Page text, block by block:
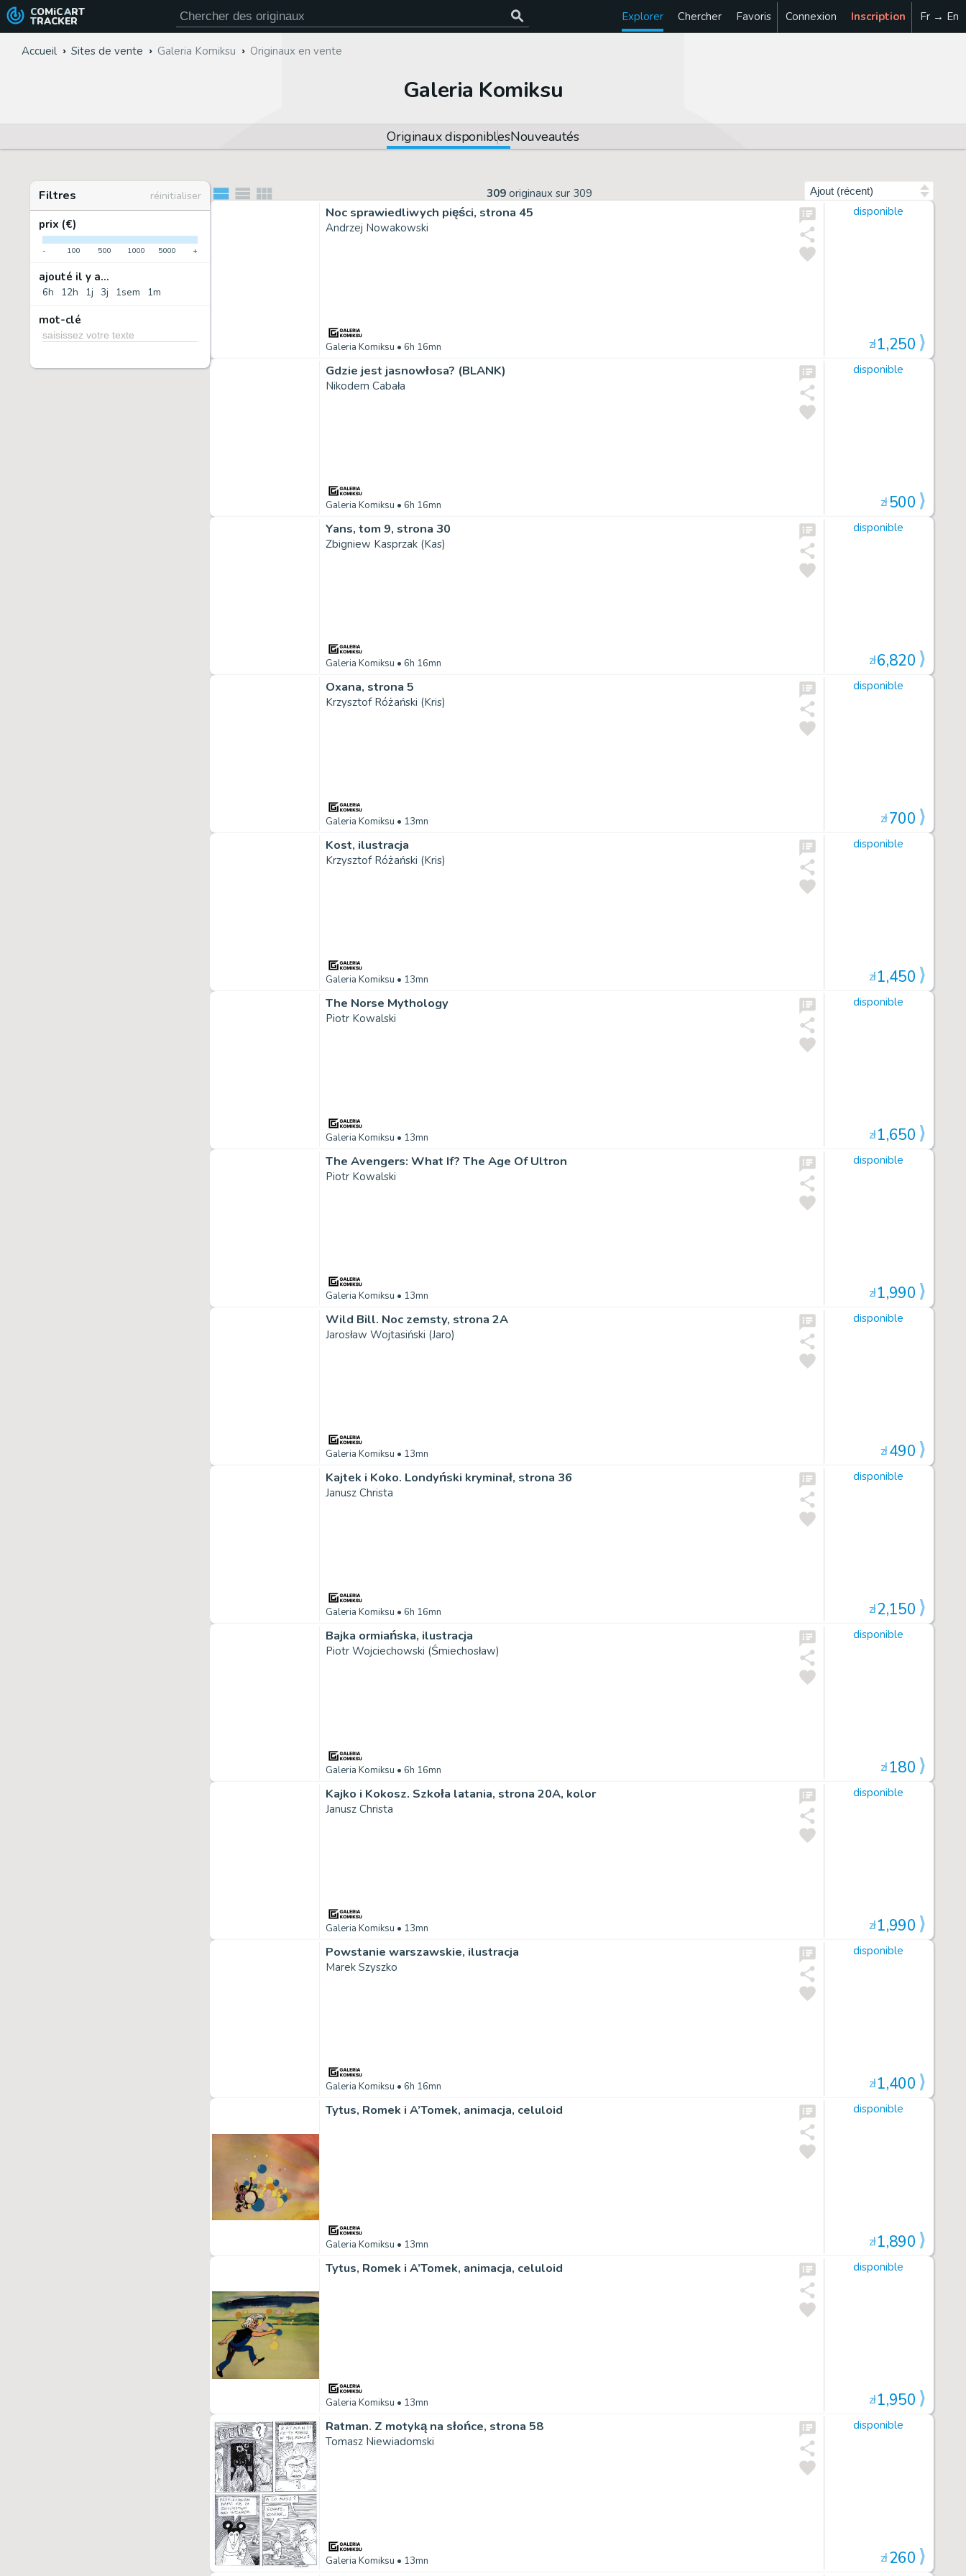
COMiC ART
TRACKER Explorer Chercher Favoris Connexion Inscription Fr → En
Accueil Sites de vente Galeria Komiksu Originaux en vente
Galeria Komiksu
Originaux disponiblesNouveautés
Filtres
réinitialiser
prix (€)
- 100 500 1000 5000 +
ajouté il y a...
6h 12h 1j 3j 1sem 1m
mot-clé
309 originaux sur 309
Noc sprawiedliwych pięści, strona 45
Andrzej Nowakowski
Galeria Komiksu • 6h 16mn
disponible
zł1,250
Gdzie jest jasnowłosa? (BLANK)
Nikodem Cabała
Galeria Komiksu • 6h 16mn
disponible
zł500
Yans, tom 9, strona 30
Zbigniew Kasprzak (Kas)
Galeria Komiksu • 6h 16mn
disponible
zł6,820
Oxana, strona 5
Krzysztof Różański (Kris)
Galeria Komiksu • 13mn
disponible
zł700
Kost, ilustracja
Krzysztof Różański (Kris)
Galeria Komiksu • 13mn
disponible
zł1,450
The Norse Mythology
Piotr Kowalski
Galeria Komiksu • 13mn
disponible
zł1,650
The Avengers: What If? The Age Of Ultron
Piotr Kowalski
Galeria Komiksu • 13mn
disponible
zł1,990
Wild Bill. Noc zemsty, strona 2A
Jarosław Wojtasiński (Jaro)
Galeria Komiksu • 13mn
disponible
zł490
Kajtek i Koko. Londyński kryminał, strona 36
Janusz Christa
Galeria Komiksu • 6h 16mn
disponible
zł2,150
Bajka ormiańska, ilustracja
Piotr Wojciechowski (Śmiechosław)
Galeria Komiksu • 6h 16mn
disponible
zł180
Kajko i Kokosz. Szkoła latania, strona 20A, kolor
Janusz Christa
Galeria Komiksu • 13mn
disponible
zł1,990
Powstanie warszawskie, ilustracja
Marek Szyszko
Galeria Komiksu • 6h 16mn
disponible
zł1,400
Tytus, Romek i A’Tomek, animacja, celuloid
Galeria Komiksu • 13mn
disponible
zł1,890
Tytus, Romek i A’Tomek, animacja, celuloid
Galeria Komiksu • 13mn
disponible
zł1,950
Ratman. Z motyką na słońce, strona 58
Tomasz Niewiadomski
Galeria Komiksu • 13mn
disponible
zł260